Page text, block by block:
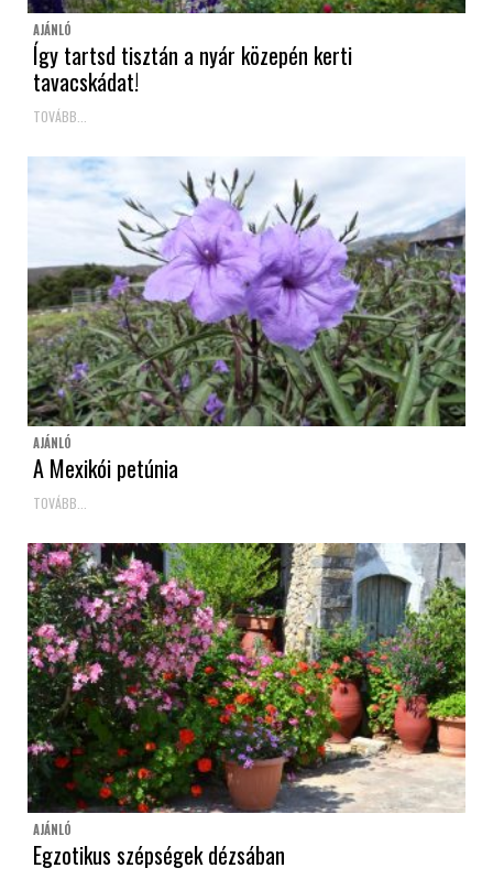
AJÁNLÓ
Így tartsd tisztán a nyár közepén kerti
tavacskádat!
TOVÁBB...
AJÁNLÓ
A Mexikói petúnia
TOVÁBB...
AJÁNLÓ
Egzotikus szépségek dézsában